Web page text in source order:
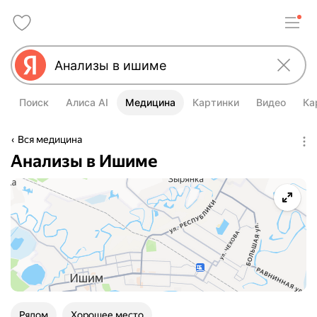
Поиск Алиса AI Медицина Картинки Видео
Вся медицина
Анализы в Ишиме